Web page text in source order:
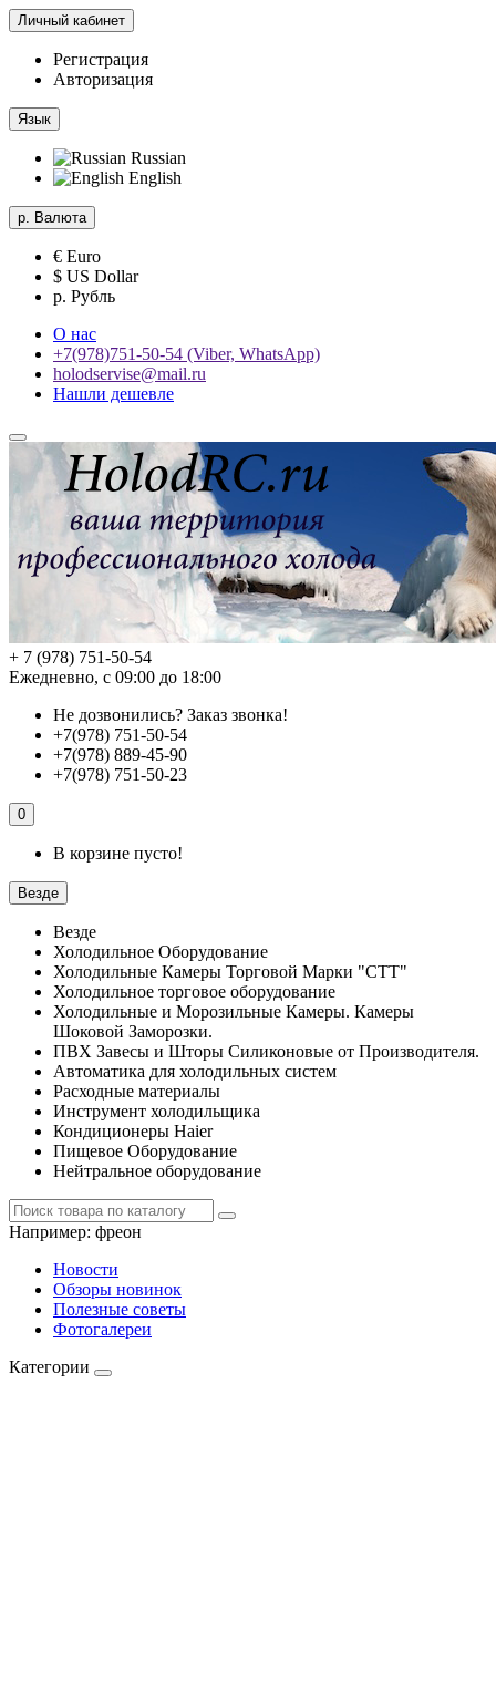
Личный кабинет
Регистрация
Авторизация
Язык
Russian
English
р. Валюта
€ Euro
$ US Dollar
р. Рубль
О нас
+7(978)751-50-54 (Viber, WhatsApp)
holodservise@mail.ru
Нашли дешевле
+ 7 (978) 751-50-54
Ежедневно, с 09:00 до 18:00
Не дозвонились? Заказ звонка!
+7(978) 751-50-54
+7(978) 889-45-90
+7(978) 751-50-23
0
В корзине пусто!
Везде
Везде
Холодильное Оборудование
Холодильные Камеры Торговой Марки "СТТ"
Холодильное торговое оборудование
Холодильные и Морозильные Камеры. Камеры
Шоковой Заморозки.
ПВХ Завесы и Шторы Силиконовые от Производителя.
Автоматика для холодильных систем
Расходные материалы
Инструмент холодильщика
Кондиционеры Haier
Пищевое Оборудование
Нейтральное оборудование
Например: фреон
Новости
Обзоры новинок
Полезные советы
Фотогалереи
Категории